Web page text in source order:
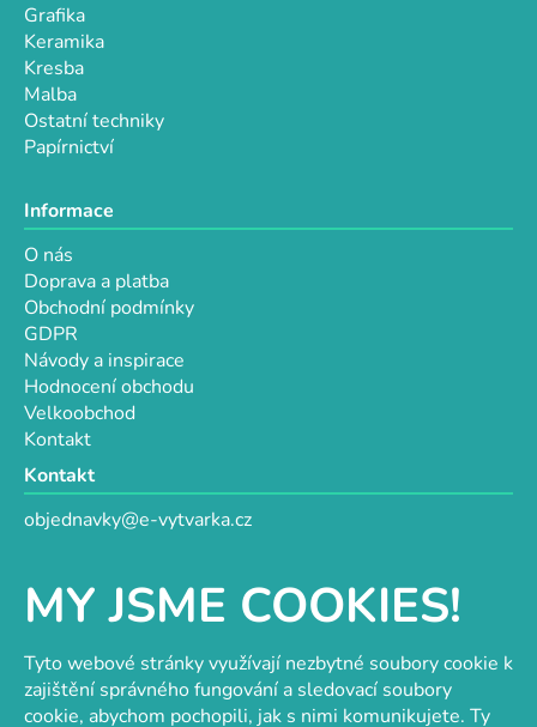
MY JSME COOKIES!
Tyto webové stránky využívají nezbytné soubory cookie k
zajištění správného fungování a sledovací soubory
cookie, abychom pochopili, jak s nimi komunikujete. Ty
Grafika
Keramika
Kresba
Malba
Ostatní techniky
Papírnictví
Informace
O nás
Doprava a platba
Obchodní podmínky
GDPR
Návody a inspirace
Hodnocení obchodu
Velkoobchod
Kontakt
Kontakt
objednavky@e-vytvarka.cz
Facebook